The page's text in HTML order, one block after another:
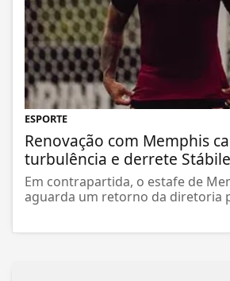
ESPORTE
Renovação com Memphis
turbulência e derrete Stábile
Em contrapartida, o estafe de
aguarda um retorno da diretoria